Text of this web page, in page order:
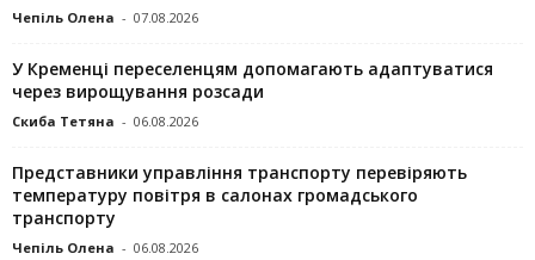
Чепіль Олена - 07.08.2026
У Кременці переселенцям допомагають адаптуватися
через вирощування розсади
Скиба Тетяна - 06.08.2026
Представники управління транспорту перевіряють
температуру повітря в салонах громадського
транспорту
Чепіль Олена - 06.08.2026